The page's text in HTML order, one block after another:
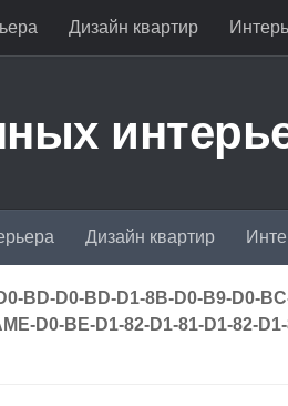
Дизайн квартир
Дизайн квартир
BD-D0-BD-D1-8B-D0-B9-D0-
D0-BE-D1-82-D1-81-D1-82-